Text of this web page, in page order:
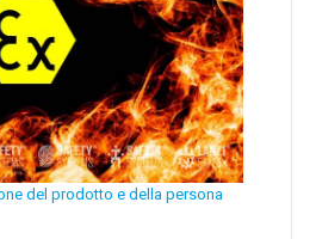
del prodotto e della persona